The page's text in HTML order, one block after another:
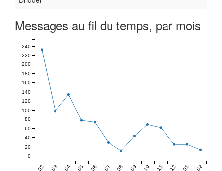
Messages au fil du temps, par mois
02 03 04 05 06 07 08 09 10 11 12 01 02
0
20
40
60
80
100
120
140
160
180
200
220
240